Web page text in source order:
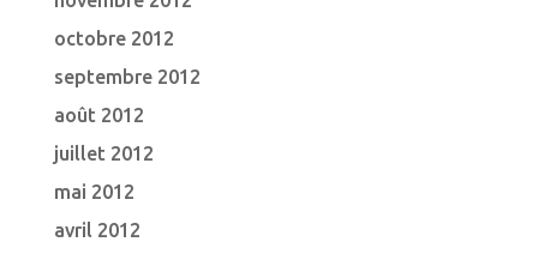
octobre 2012
septembre 2012
août 2012
juillet 2012
mai 2012
avril 2012